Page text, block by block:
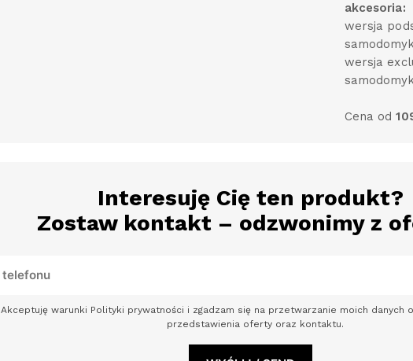
akcesoria:
wersja
wersja
Cena od
Interesuję Cię ten produkt?
Zostaw kontakt – odzwonimy z
Akceptuję warunki Polityki prywatności i zgadzam się na przetwarzanie moich danych
przedstawienia oferty oraz kontaktu.